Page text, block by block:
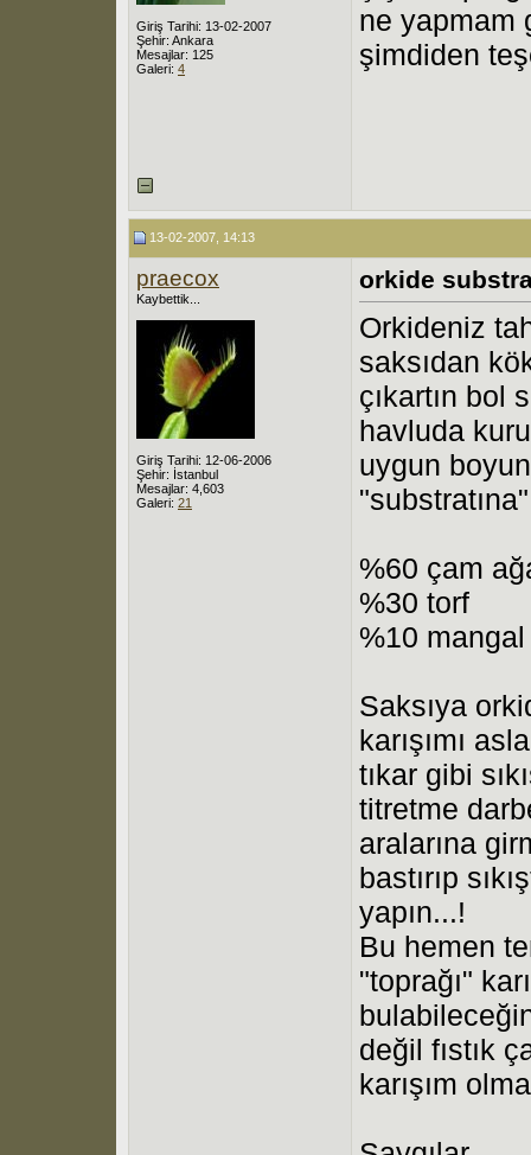
Giriş Tarihi: 13-02-2007
Şehir: Ankara
Mesajlar: 125
Galeri: 4
ne yapmam
şimdiden
13-02-2007, 14:13
praecox
Kaybettik...
Giriş Tarihi: 12-06-2006
Şehir: İstanbul
Mesajlar: 4,603
Galeri: 21
orkide
Orkideniz
saksıdan
çıkartın bol
havluda
uygun
%60 çam
%30 torf
%10 mangal
Saksıya
karışımı
tıkar gibi
titretme
aralarına
bastırıp
yapın...!
Bu hemen
"toprağı"
değil fıstık
karışım